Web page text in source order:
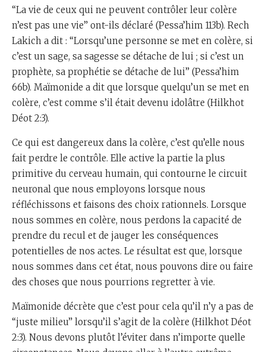
“La vie de ceux qui ne peuvent contrôler leur colère
n’est pas une vie” ont-ils déclaré (Pessa’him 113b). Rech
Lakich a dit : “Lorsqu’une personne se met en colère, si
c’est un sage, sa sagesse se détache de lui ; si c’est un
prophète, sa prophétie se détache de lui” (Pessa’him
66b). Maïmonide a dit que lorsque quelqu’un se met en
colère, c’est comme s’il était devenu idolâtre (Hilkhot
Déot 2:3).
Ce qui est dangereux dans la colère, c’est qu’elle nous
fait perdre le contrôle. Elle active la partie la plus
primitive du cerveau humain, qui contourne le circuit
neuronal que nous employons lorsque nous
réfléchissons et faisons des choix rationnels. Lorsque
nous sommes en colère, nous perdons la capacité de
prendre du recul et de jauger les conséquences
potentielles de nos actes. Le résultat est que, lorsque
nous sommes dans cet état, nous pouvons dire ou faire
des choses que nous pourrions regretter à vie.
Maïmonide décrète que c’est pour cela qu’il n’y a pas de
“juste milieu” lorsqu’il s’agit de la colère (Hilkhot Déot
2:3). Nous devons plutôt l’éviter dans n’importe quelle